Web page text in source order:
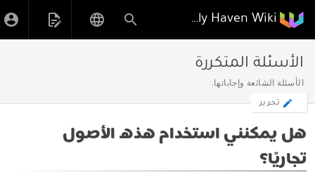
Poly Haven Wiki
الأسئلة المتكررة
الأسئلة الشائعة وإجاباتها.
تحرير
هل يمكنني استخدام هذه الأصول
تجاريًا؟